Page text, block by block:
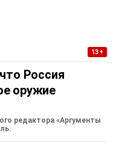
13+
Россия
оружие
редактора «Аргументы